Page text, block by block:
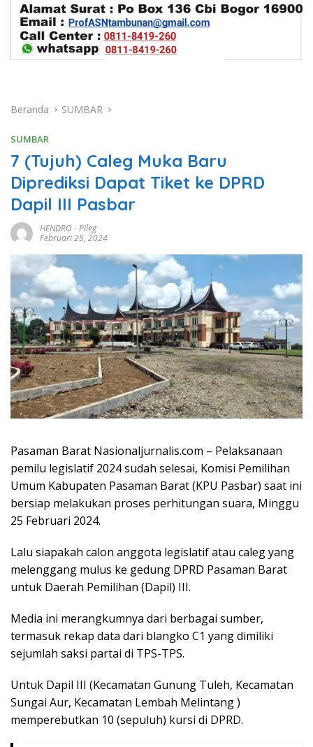
Beranda SUMBAR
SUMBAR
7 (Tujuh) Caleg Muka Baru
Diprediksi Dapat Tiket ke DPRD
Dapil III Pasbar
HENDRO-Pileg
Februari 25, 2024
Pasaman Barat Nasionaljurnalis.com – Pelaksanaan
pemilu legislatif 2024 sudah selesai, Komisi Pemilihan
Umum Kabupaten Pasaman Barat (KPU Pasbar) saat ini
bersiap melakukan proses perhitungan suara, Minggu
25 Februari 2024.
Lalu siapakah calon anggota legislatif atau caleg yang
melenggang mulus ke gedung DPRD Pasaman Barat
untuk Daerah Pemilihan (Dapil) III.
Media ini merangkumnya dari berbagai sumber,
termasuk rekap data dari blangko C1 yang dimiliki
sejumlah saksi partai di TPS-TPS.
Untuk Dapil III (Kecamatan Gunung Tuleh, Kecamatan
Sungai Aur, Kecamatan Lembah Melintang )
memperebutkan 10 (sepuluh) kursi di DPRD.